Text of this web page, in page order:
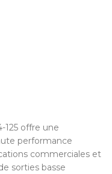
125 offre une
performance
commerciales et
sorties basse